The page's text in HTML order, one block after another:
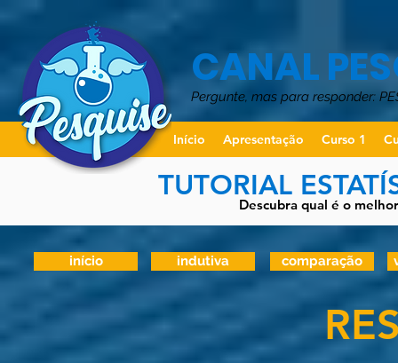
CANAL
Pergunte, mas para responder:
Início Apresentação Curso 1
TUTORIAL
Descubra qual é o
início indutiva comparação